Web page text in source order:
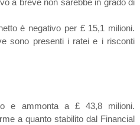
a breve non sarebbe in grado di
è negativo per £ 15,1 milioni.
sono presenti i ratei e i risconti
e ammonta a £ 43,8 milioni.
a quanto stabilito dal Financial